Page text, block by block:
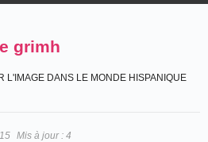
grimh
L'IMAGE DANS LE MONDE HISPANIQUE
Mis à jour : 4